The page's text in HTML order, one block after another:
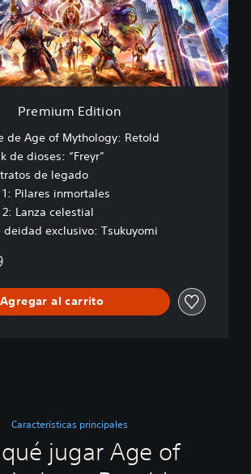
Premium Edition
de Age of Mythology: Retold
de dioses: “Freyr”
de legado
Pilares inmortales
Lanza celestial
deidad exclusivo: Tsukuyomi
Agregar al carrito
Características principales
jugar Age of